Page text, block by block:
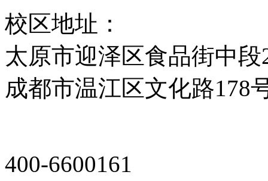
校区地址：
太原市迎泽区食品街中段
成都市温江区文化路178
400-6600161